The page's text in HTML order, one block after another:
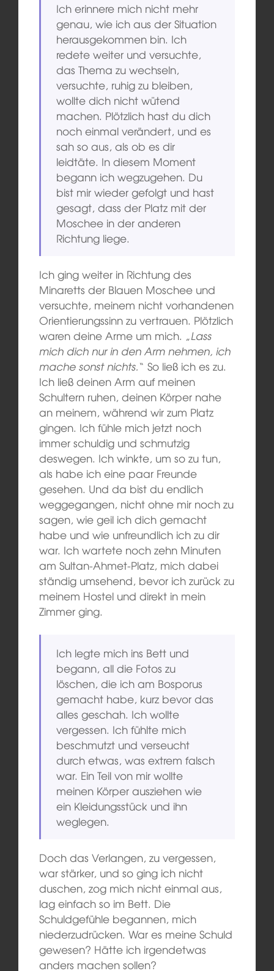
Ich erinnere mich nicht mehr
genau, wie ich aus der Situation
herausgekommen bin. Ich
redete weiter und versuchte,
das Thema zu wechseln,
versuchte, ruhig zu bleiben,
wollte dich nicht wütend
machen. Plötzlich hast du dich
noch einmal verändert, und es
sah so aus, als ob es dir
leidtäte. In diesem Moment
begann ich wegzugehen. Du
bist mir wieder gefolgt und hast
gesagt, dass der Platz mit der
Moschee in der anderen
Richtung liege.
Ich ging weiter in Richtung des
Minaretts der Blauen Moschee und
versuchte, meinem nicht vorhandenen
Orientierungssinn zu vertrauen. Plötzlich
waren deine Arme um mich. „Lass
mich dich nur in den Arm nehmen, ich
mache sonst nichts.“ So ließ ich es zu.
Ich ließ deinen Arm auf meinen
Schultern ruhen, deinen Körper nahe
an meinem, während wir zum Platz
gingen. Ich fühle mich jetzt noch
immer schuldig und schmutzig
deswegen. Ich winkte, um so zu tun,
als habe ich eine paar Freunde
gesehen. Und da bist du endlich
weggegangen, nicht ohne mir noch zu
sagen, wie geil ich dich gemacht
habe und wie unfreundlich ich zu dir
war. Ich wartete noch zehn Minuten
am Sultan-Ahmet-Platz, mich dabei
ständig umsehend, bevor ich zurück zu
meinem Hostel und direkt in mein
Zimmer ging.
Ich legte mich ins Bett und
begann, all die Fotos zu
löschen, die ich am Bosporus
gemacht habe, kurz bevor das
alles geschah. Ich wollte
vergessen. Ich fühlte mich
beschmutzt und verseucht
durch etwas, was extrem falsch
war. Ein Teil von mir wollte
meinen Körper ausziehen wie
ein Kleidungsstück und ihn
weglegen.
Doch das Verlangen, zu vergessen,
war stärker, und so ging ich nicht
duschen, zog mich nicht einmal aus,
lag einfach so im Bett. Die
Schuldgefühle begannen, mich
niederzudrücken. War es meine Schuld
gewesen? Hätte ich irgendetwas
anders machen sollen?